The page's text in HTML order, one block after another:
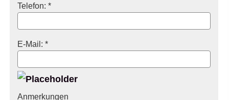
Telefon: *
E-Mail: *
Anmerkungen